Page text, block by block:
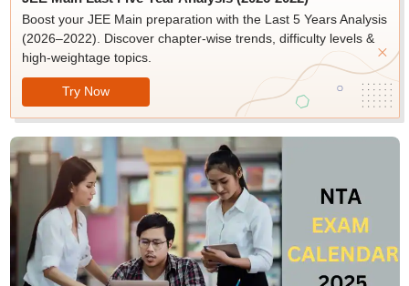
Boost your JEE Main preparation with the Last 5 Years Analysis
(2026–2022). Discover chapter-wise trends, difficulty levels &
high-weightage topics.
Try Now